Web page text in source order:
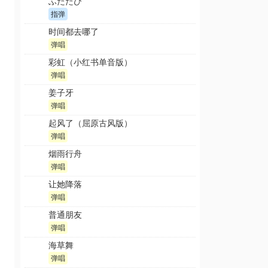
指弹
时间都去哪了
弹唱
彩虹（小红书单音版）
弹唱
姜子牙
弹唱
起风了（屈原古风版）
弹唱
烟雨行舟
弹唱
让她降落
弹唱
普通朋友
弹唱
海草舞
弹唱